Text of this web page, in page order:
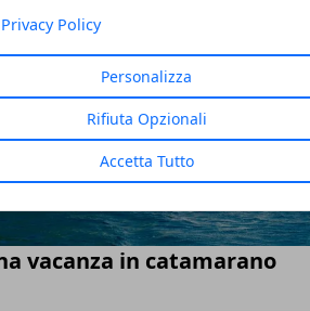
Privacy Policy
Personalizza
Rifiuta Opzionali
Accetta Tutto
vacanza in catamarano